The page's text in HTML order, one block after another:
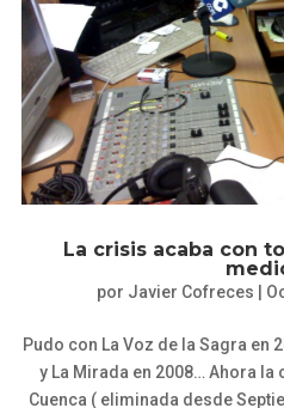
La crisis acaba con
por Javier Cofreces |
Pudo con La Voz de la Sagra en
y La Mirada en 2008… Ahora la
Cuenca ( eliminada desde